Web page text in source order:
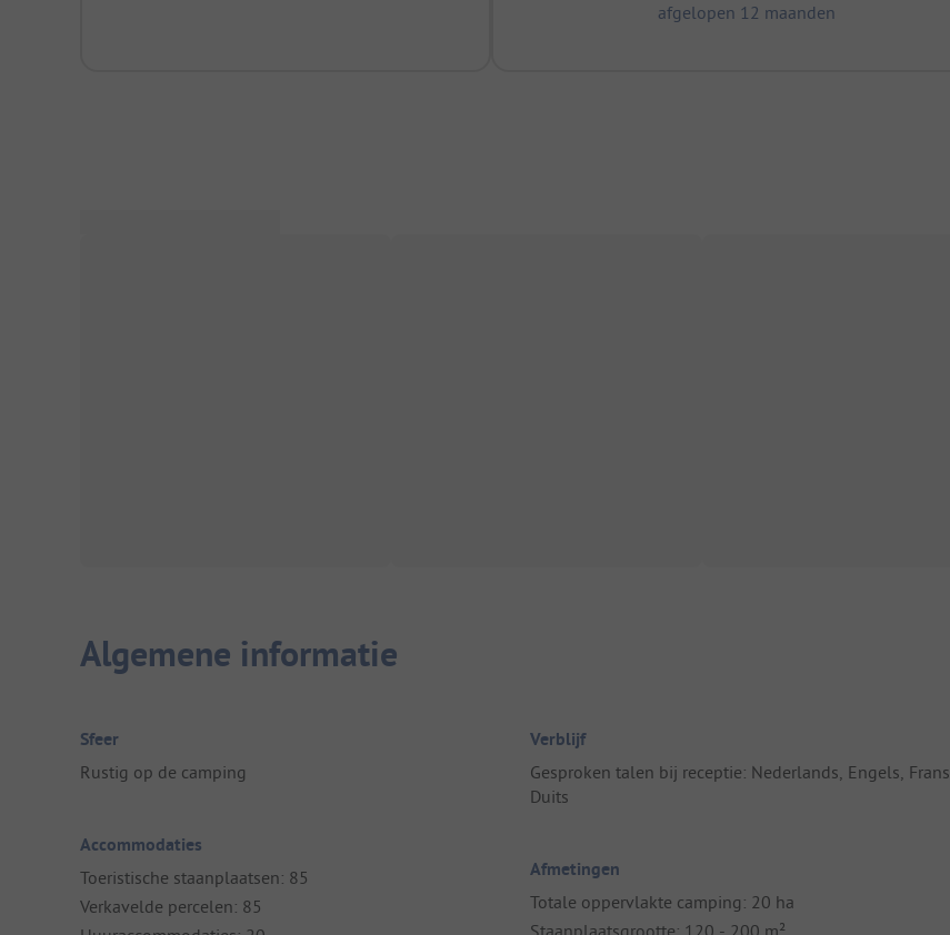
afgelopen 12 maanden
Algemene informatie
Sfeer
Rustig op de camping
Accommodaties
Toeristische staanplaatsen: 85
Verkavelde percelen: 85
Verblijf
Gesproken talen bij receptie: Nederlands, Engels, Frans,
Duits
Afmetingen
Totale oppervlakte camping: 20 ha
Staanplaatsgrootte: 120 - 200 m²